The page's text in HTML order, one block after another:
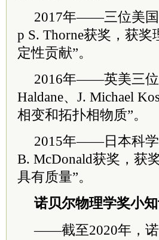
2017年——三位美国
p S. Thorne获奖，获
定性贡献”。
2016年——英美三位
Haldane、J. Michael
相变和拓扑相物质”。
2015年——日本科学
B. McDonald获奖，获
具有质量”。
诺贝尔物理学奖小
——截至2020年，诺